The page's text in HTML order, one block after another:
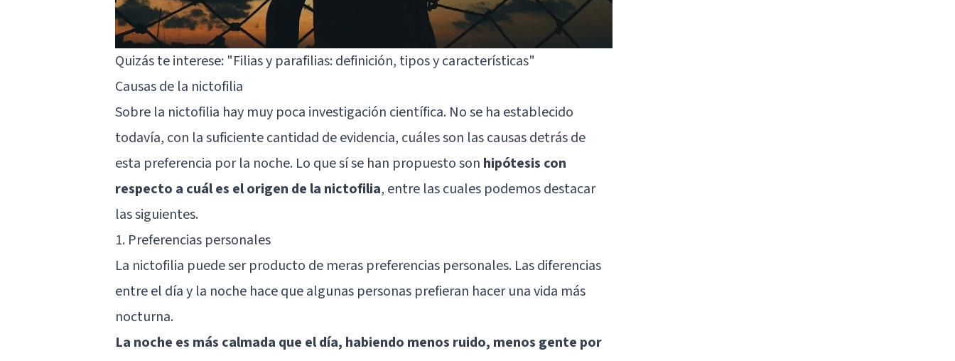
Quizás te interese: "Filias y parafilias: definición, tipos y características"
Causas de la nictofilia
Sobre la nictofilia hay muy poca investigación científica. No se ha establecido
todavía, con la suficiente cantidad de evidencia, cuáles son las causas detrás de
esta preferencia por la noche. Lo que sí se han propuesto son hipótesis con
respecto a cuál es el origen de la nictofilia, entre las cuales podemos destacar
las siguientes.
1. Preferencias personales
La nictofilia puede ser producto de meras preferencias personales. Las diferencias
entre el día y la noche hace que algunas personas prefieran hacer una vida más
nocturna.
La noche es más calmada que el día, habiendo menos ruido, menos gente por